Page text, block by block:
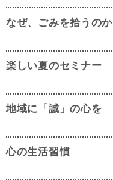
なぜ、ごみを拾うのか
楽しい夏のセミナー
地域に「誠」の心を
心の生活習慣